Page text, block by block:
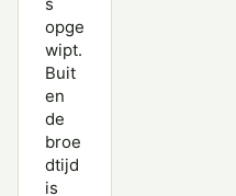
opge
wipt.
Buit
en
de
broe
dtijd
is